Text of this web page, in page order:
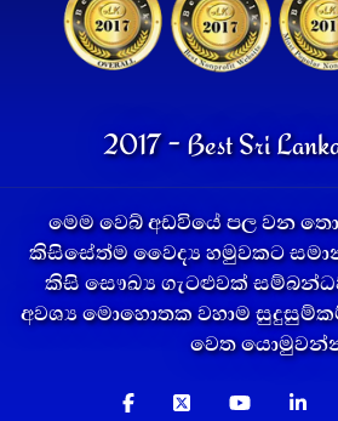
2017 - Best Sri
මෙම වෙබ් අඩවියේ පල වන
කිසිසේත්ම වෛද්‍ය හමුවකට
කිසි සෞඛ්‍ය ගැටළුවක්
අවශ්‍ය මොහොතක වහාම
වෙත